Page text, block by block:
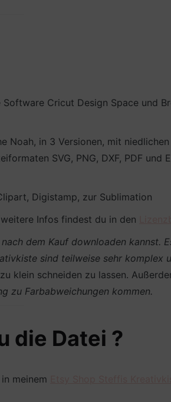
Software Cricut Design Space und
in 3 Versionen, mit
SVG, PNG, DXF, PDF und
Digistamp, zur Sublimation
Infos findest du in den
dem Kauf downloaden kannst. Es
sind teilweise sehr komplex
klein schneiden zu lassen.
zu Farbabweichungen kommen.
die Datei ?
meinem